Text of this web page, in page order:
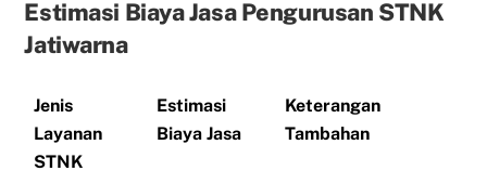
Estimasi Biaya Jasa Pengurusan STNK
Jatiwarna
Jenis
Layanan
STNK
Estimasi
Biaya Jasa
Keterangan
Tambahan